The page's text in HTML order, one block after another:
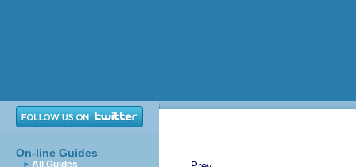
On-line Guides
All Guides